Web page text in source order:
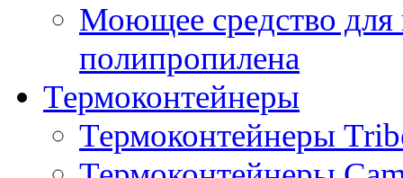
Моющее средство для
полипропилена
Термоконтейнеры
Термоконтейнеры